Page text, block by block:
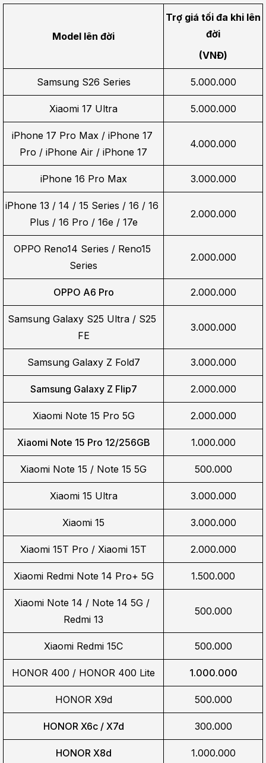
Model lên đời
Trợ giá tối đa khi lên
đời
(VNĐ)
Samsung S26 Series 5.000.000
Xiaomi 17 Ultra 5.000.000
iPhone 17 Pro Max / iPhone 17
Pro / iPhone Air / iPhone 17
4.000.000
iPhone 16 Pro Max 3.000.000
iPhone 13 / 14 / 15 Series / 16 / 16
Plus / 16 Pro / 16e / 17e
2.000.000
OPPO Reno14 Series / Reno15
Series
2.000.000
OPPO A6 Pro 2.000.000
Samsung Galaxy S25 Ultra / S25
FE
3.000.000
Samsung Galaxy Z Fold7 3.000.000
Samsung Galaxy Z Flip7 2.000.000
Xiaomi Note 15 Pro 5G 2.000.000
Xiaomi Note 15 Pro 12/256GB 1.000.000
Xiaomi Note 15 / Note 15 5G 500.000
Xiaomi 15 Ultra 3.000.000
Xiaomi 15 3.000.000
Xiaomi 15T Pro / Xiaomi 15T 2.000.000
Xiaomi Redmi Note 14 Pro+ 5G 1.500.000
Xiaomi Note 14 / Note 14 5G /
Redmi 13
500.000
Xiaomi Redmi 15C 500.000
HONOR 400 / HONOR 400 Lite 1.000.000
HONOR X9d 500.000
HONOR X6c / X7d 300.000
HONOR X8d 1.000.000